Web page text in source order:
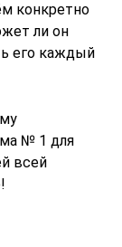
конкретно
ли он
его каждый
№ 1 для
всей